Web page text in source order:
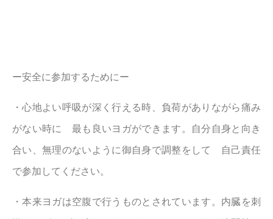
ー安全に参加するためにー
・心地よい呼吸が深く行える時、負荷がありながら痛み
がない時に 最も良いヨガができます。自分自身と向き
合い、無理のないように御自身で調整をして 自己責任
で参加してください。
・本来ヨガは空腹で行うものとされています。内臓を刺